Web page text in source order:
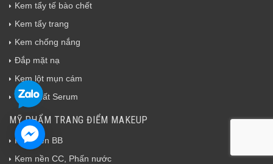
Kem tẩy tế bào chết
Kem tẩy trang
Kem chống nắng
Đắp mặt nạ
Kem lột mụn cám
Tinh chất Serum
MỸ PHẨM TRANG ĐIỂM MAKEUP
Kem nền BB
Kem nền CC, Phấn nước